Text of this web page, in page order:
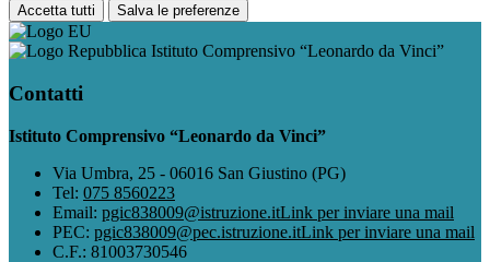
Accetta tutti Salva le preferenze
Istituto Comprensivo “Leonardo da Vinci”
Contatti
Istituto Comprensivo “Leonardo da Vinci”
Via Umbra, 25 - 06016 San Giustino (PG)
Tel: 075 8560223
Email: pgic838009@istruzione.itLink per inviare una mail
PEC: pgic838009@pec.istruzione.itLink per inviare una mail
C.F.: 81003730546